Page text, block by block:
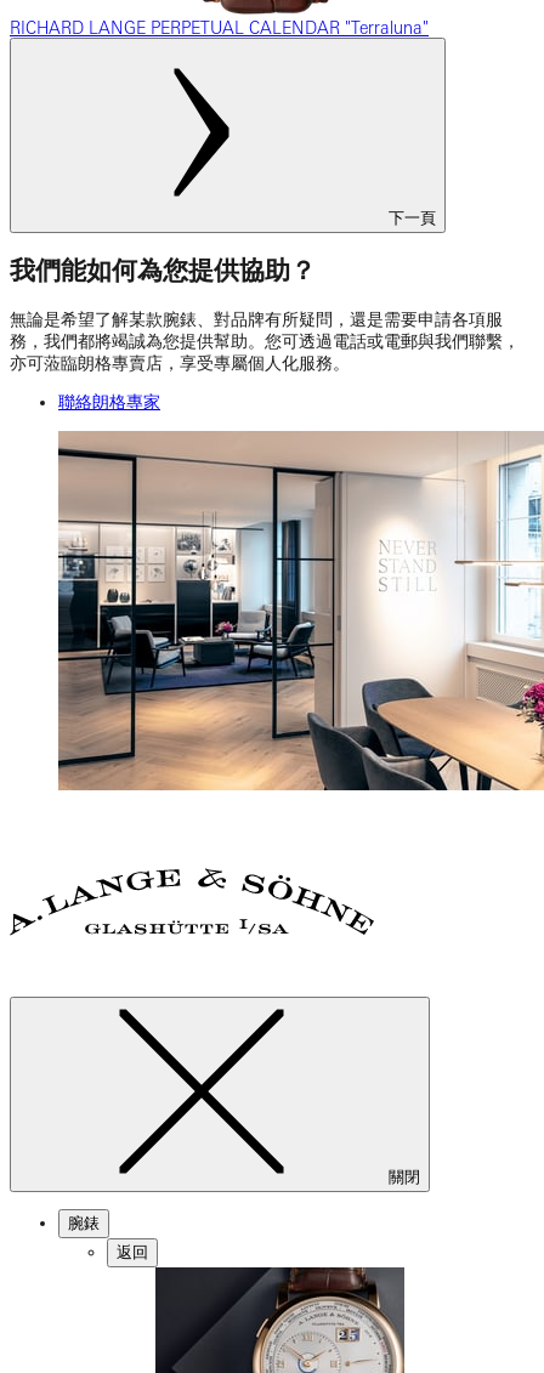
RICHARD LANGE PERPETUAL CALENDAR "Terraluna"
下一頁
我們能如何為您提供協助？
無論是希望了解某款腕錶、對品牌有所疑問，還是需要申請各項服
務，我們都將竭誠為您提供幫助。您可透過電話或電郵與我們聯繫，
亦可蒞臨朗格專賣店，享受專屬個人化服務。
聯絡朗格專家
關閉
腕錶
返回